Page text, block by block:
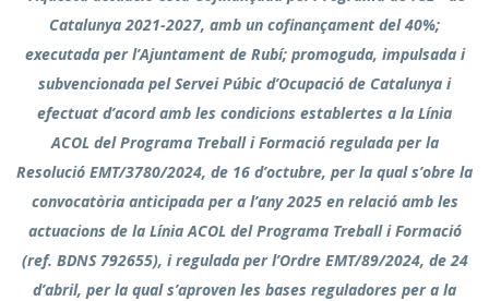
Catalunya 2021-2027, amb un cofinançament del 40%;
executada per l’Ajuntament de Rubí; promoguda, impulsada i
subvencionada pel Servei Púbic d’Ocupació de Catalunya i
efectuat d’acord amb les condicions establertes a la Línia
ACOL del Programa Treball i Formació regulada per la
Resolució EMT/3780/2024, de 16 d’octubre, per la qual s’obre la
convocatòria anticipada per a l’any 2025 en relació amb les
actuacions de la Línia ACOL del Programa Treball i Formació
(ref. BDNS 792655), i regulada per l’Ordre EMT/89/2024, de 24
d’abril, per la qual s’aproven les bases reguladores per a la